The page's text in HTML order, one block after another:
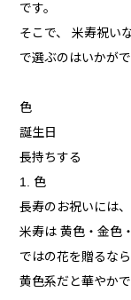
です。
そこで、 米寿祝い
で選ぶのはいかが
色
誕生日
長持ちする
1. 色
長寿のお祝いには
米寿は 黄色・金色
ではの花を贈るな
黄色系だと華やか